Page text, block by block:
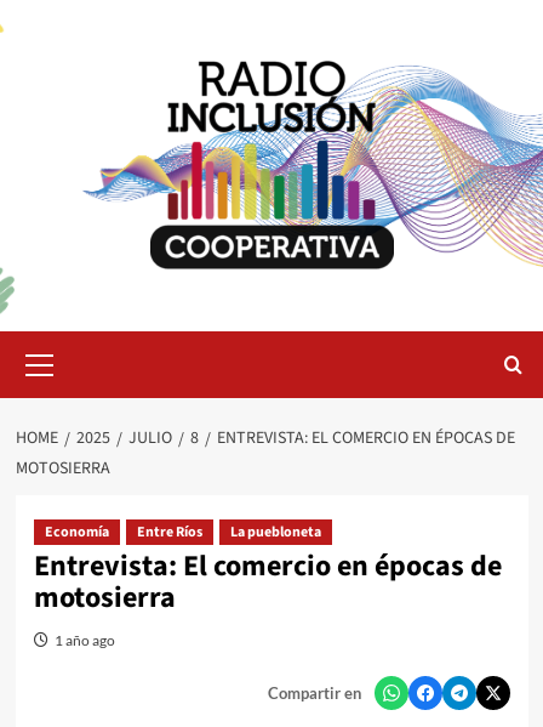
Menu
HOME 2025 JULIO 8
ENTREVISTA: EL COMERCIO EN ÉPOCAS DE
MOTOSIERRA
Economía Entre Ríos La puebloneta
Entrevista: El comercio en épocas de
motosierra
1 año ago
Compartir en